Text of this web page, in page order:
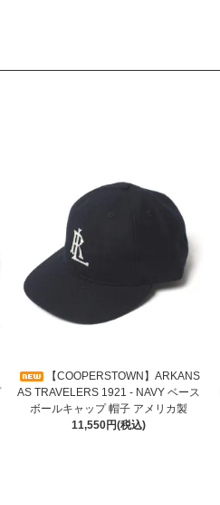
【COOPERSTOWN】ARKANS
AS TRAVELERS 1921 - NAVY ベース
ボールキャップ 帽子 アメリカ製
11,550円(税込)